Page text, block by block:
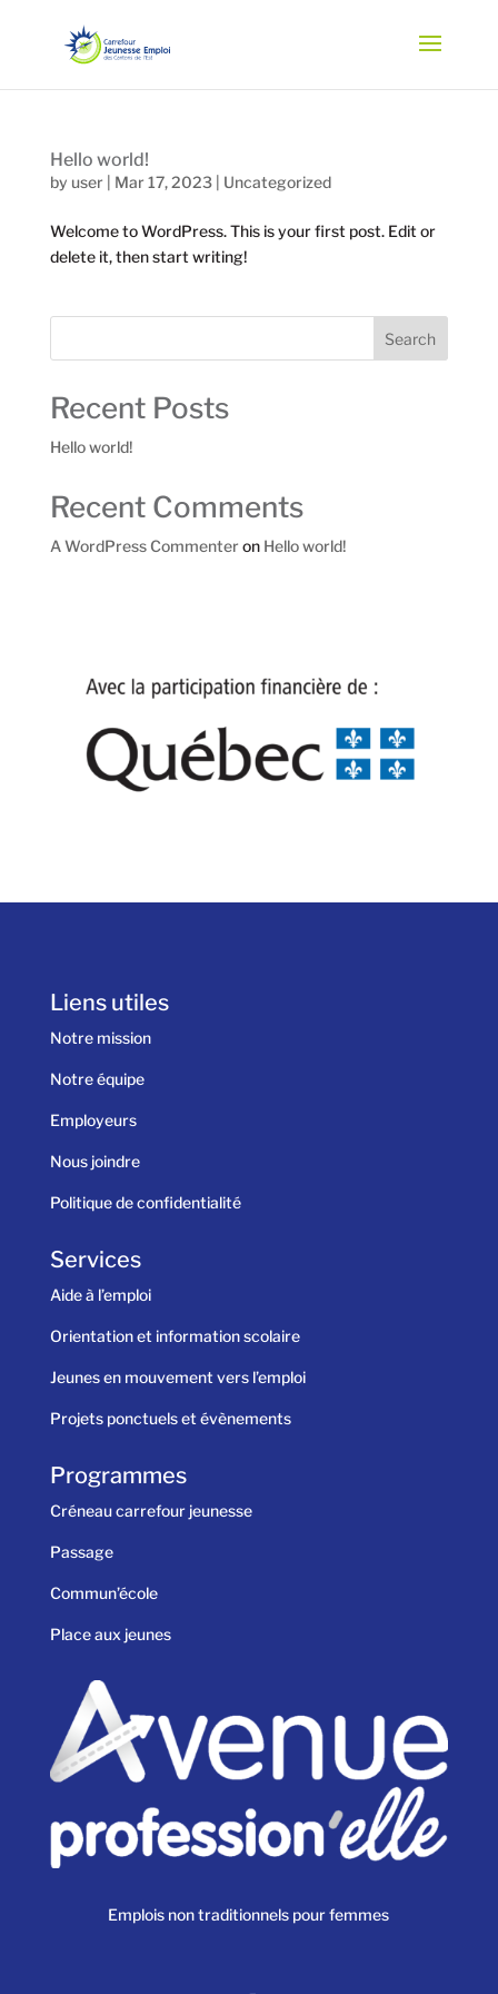
Hello world!
by user| Mar 17, 2023| Uncategorized
Welcome to WordPress. This is your first post. Edit or
delete it, then start writing!
Search
Recent Posts
Hello world!
Recent Comments
A WordPress Commenteron Hello world!
Liens utiles
Notre mission
Notre équipe
Employeurs
Nous joindre
Politique de confidentialité
Services
Aide à l’emploi
Orientation et information scolaire
Jeunes en mouvement vers l’emploi
Projets ponctuels et évènements
Programmes
Créneau carrefour jeunesse
Passage
Commun’école
Place aux jeunes
Emplois non traditionnels pour femmes